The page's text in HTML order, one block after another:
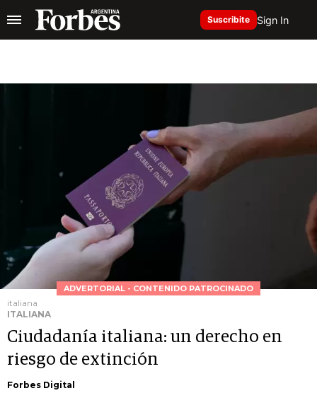
Suscribite Sign In
ADVERTORIAL - CONTENIDO PATROCINADO
italiana
ITALIANA
Ciudadanía italiana: un derecho en
riesgo de extinción
Forbes Digital